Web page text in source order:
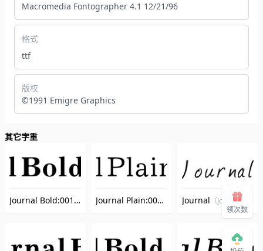
Macromedia Fontographer 4.1 12/21/96
格式
ttf
版权
©1991 Emigre Graphics
其它字重
Journal Bold:001.001 （JournalBold） Journal Plain:001.001 （JournalPlain）
Journal （Journal）
领次数